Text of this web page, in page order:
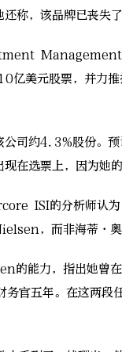
称，该品牌已丧失
Management
亿美元股票，并力
司约4.3%股份。预
在选票上，因为她
ISI的分析师认为
，而非海蒂·奥
能力，指出她曾在
官五年。在这两段